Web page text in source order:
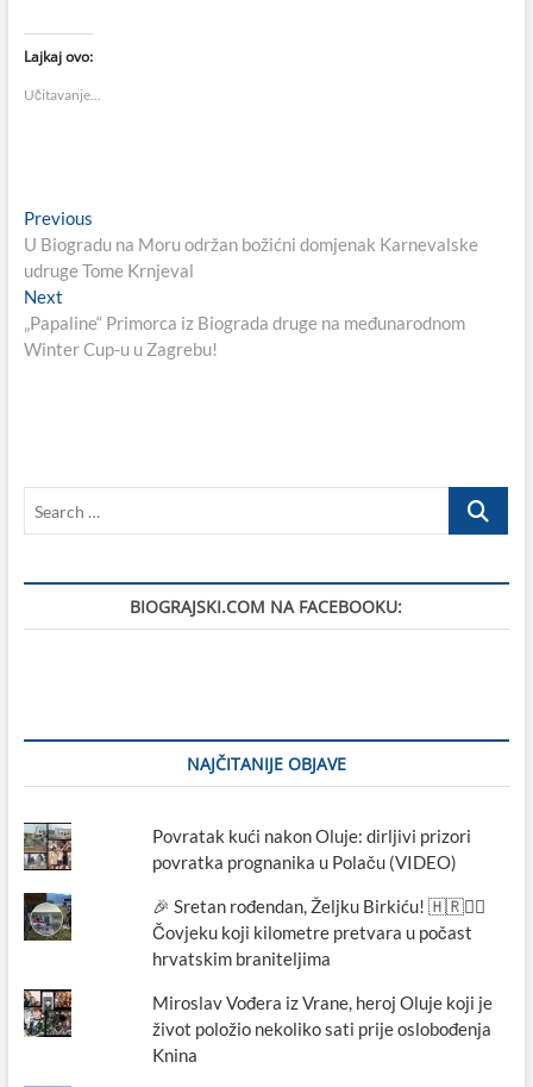
Lajkaj ovo:
Učitavanje...
Navigacija
objava
PreviousPrevious
post:
U Biogradu na Moru održan božićni domjenak Karnevalske
udruge Tome Krnjeval
NextNext
post:
„Papaline“ Primorca iz Biograda druge na međunarodnom
Winter Cup-u u Zagrebu!
Search
BIOGRAJSKI.COM NA FACEBOOKU:
NAJČITANIJE OBJAVE
Povratak kući nakon Oluje: dirljivi prizori
povratka prognanika u Polaču (VIDEO)
🎉 Sretan rođendan, Željku Birkiću! 🇭🇷🏃‍♂️
Čovjeku koji kilometre pretvara u počast
hrvatskim braniteljima
Miroslav Vođera iz Vrane, heroj Oluje koji je
život položio nekoliko sati prije oslobođenja
Knina